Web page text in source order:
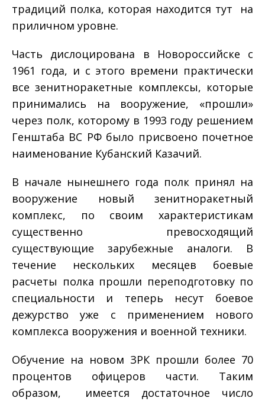
традиций полка, которая находится тут на
приличном уровне.
Часть дислоцирована в Новороссийске с
1961 года, и с этого времени практически
все зенитно­ракетные комплексы, которые
принимались на вооружение, «прошли»
через полк, которому в 1993 году решением
Генштаба ВС РФ было присвоено почетное
наименование Кубанский Казачий.
В начале нынешнего года полк принял на
вооружение новый зенитно­ракетный
комплекс, по своим характеристикам
существенно превосходящий
существующие зарубежные аналоги. В
течение нескольких месяцев боевые
расчеты полка прошли переподготовку по
специальности и теперь несут боевое
дежурство уже с применением нового
комплекса вооружения и военной техники.
Обучение на новом ЗРК прошли более 70
процентов офицеров части. Таким
образом, имеется достаточное число